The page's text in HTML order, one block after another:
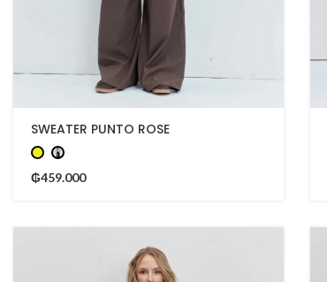
SWEATER PUNTO ROSE
₲459.000